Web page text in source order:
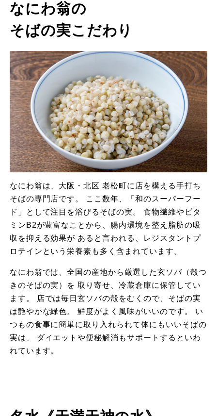
なにわ翁の
そばの実こ だわ り
なにわ翁は、大阪・北区 老松町に店を構える手打ち
そばの専門店です。
ここ数年、「和のスーパーフー
ド」として注目を浴びるそばの実。
食物繊維やビタ
ミンB2が豊富なことから、腸内環境を整え脂肪の吸
収を抑える効果が あると言われる、レジスタントプ
ロテインという栄養素も多く含まれています。
なにわ翁では、全国の産地から厳選した玄ソバ（殻つ
きのそばの実）を 取り寄せ、冷蔵倉庫に保管してい
ます。
店では毎日玄ソバの殻をむくので、そばの実
は艶やかな緑色。
鮮度がよく風味がいいのです。
い
つもの食事に簡単に取り入れられて体にもいいそばの
実は、
ダイエットや便秘解消もサポートするといわ
れています。